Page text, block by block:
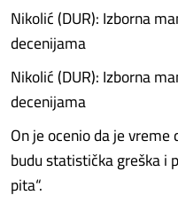
Nikolić (DUR): Izborna
decenijama
Nikolić (DUR): Izborna
decenijama
On je ocenio da je
budu statistička greška i
pita“.